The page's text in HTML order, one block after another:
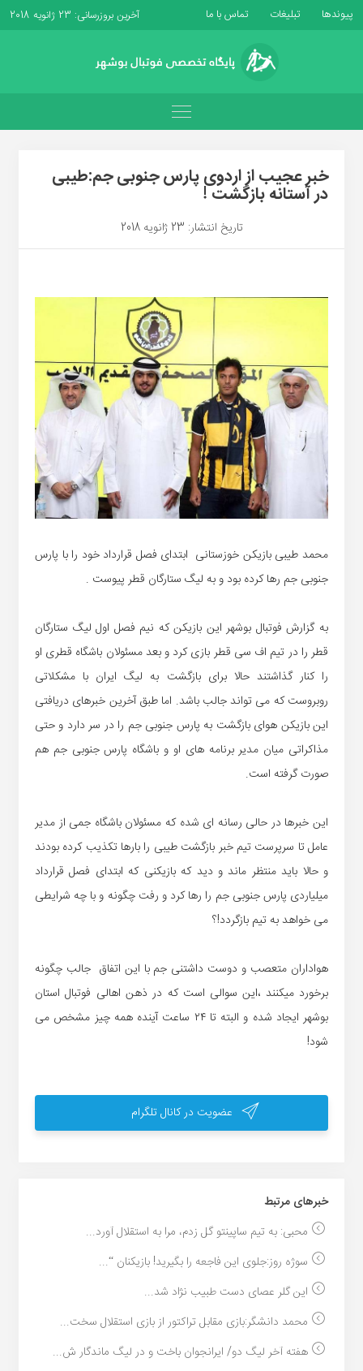
پیوندها تبلیغات تماس با ما آخرین بروزرسانی: 23 ژانویه 2018
خبر عجیب از اردوی پارس جنوبی جم:طیبی
در آستانه بازگشت !
تاریخ انتشار: 23 ژانویه 2018
محمد طیبی بازیکن خوزستانی ابتدای فصل قرارداد خود را با پارس
جنوبی جم رها کرده بود و به لیگ ستارگان قطر پیوست .
به گزارش فوتبال بوشهر این بازیکن که نیم فصل اول لیگ ستارگان
قطر را در تیم اف سی قطر بازی کرد و بعد مسئولان باشگاه قطری او
را کنار گذاشتند حالا برای بازگشت به لیگ ایران با مشکلاتی
روبروست که می تواند جالب باشد. اما طبق آخرین خبرهای دریافتی
این بازیکن هوای بازگشت به پارس جنوبی جم را در سر دارد و حتی
مذاکراتی میان مدیر برنامه های او و باشگاه پارس جنوبی جم هم
صورت گرفته است.
این خبرها در حالی رسانه ای شده که مسئولان باشگاه جمی از مدیر
عامل تا سرپرست تیم خبر بازگشت طیبی را بارها تکذیب کرده بودند
و حالا باید منتظر ماند و دید که بازیکنی که ابتدای فصل قرارداد
میلیاردی پارس جنوبی جم را رها کرد و رفت چگونه و با چه شرایطی
می خواهد به تیم بازگردد!؟
هواداران متعصب و دوست داشتنی جم با این اتفاق جالب چگونه
برخورد میکنند ،این سوالی است که در ذهن اهالی فوتبال استان
بوشهر ایجاد شده و البته تا ۲۴ ساعت آینده همه چیز مشخص می
شود!
عضویت در کانال تلگرام
خبر‌های مرتبط
محبی: به تیم ساپینتو گل زدم، مرا به استقلال آورد...
سوژه روز:جلوی این فاجعه را بگیرید! بازیکنان “...
این گلر عصای دست طبیب نژاد شد...
محمد دانشگر:بازی مقابل تراکتور از بازی استقلال سخت...
هفته آخر لیگ دو/ ایرانجوان باخت و در لیگ ماندگار ش...